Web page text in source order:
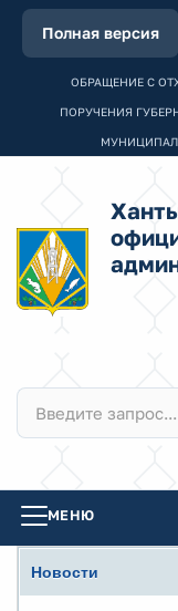
Полная версия
ОБРАЩЕНИЕ С
ПОРУЧЕНИЯ
МЕНЮ
Новости